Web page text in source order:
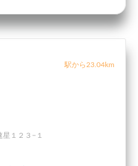
駅から23.04km
１２３−１